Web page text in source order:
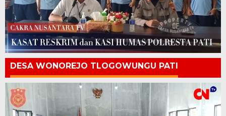
DESA WONOREJO TLOGOWUNGU PATI